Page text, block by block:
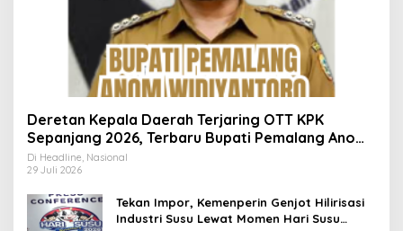
Deretan Kepala Daerah Terjaring OTT KPK
Sepanjang 2026, Terbaru Bupati Pemalang Anom
Widiyantoro
Di Headline, Nasional
29 Juli 2026
Tekan Impor, Kemenperin Genjot Hilirisasi
Industri Susu Lewat Momen Hari Susu